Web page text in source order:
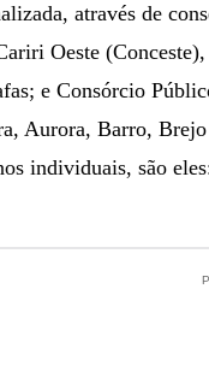
através de
Oeste
e Consórcio
Aurora, Barro,
individuais, são